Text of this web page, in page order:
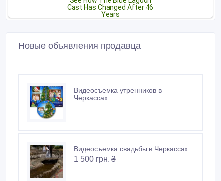
Новые объявления продавца
Видеосъемка утренников в
Черкассах.
Видеосъемка свадьбы в Черкассах.
1 500 грн. ₴